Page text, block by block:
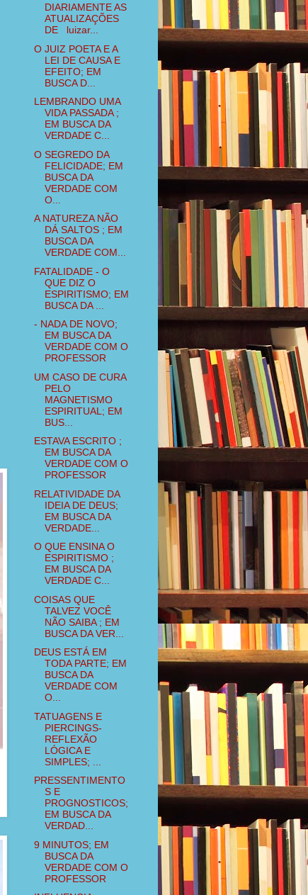
DIARIAMENTE AS
ATUALIZAÇÕES
DE luizar...
O JUIZ POETA E A
LEI DE CAUSA E
EFEITO; EM
BUSCA D...
LEMBRANDO UMA
VIDA PASSADA ;
EM BUSCA DA
VERDADE C...
O SEGREDO DA
FELICIDADE; EM
BUSCA DA
VERDADE COM
O...
A NATUREZA NÃO
DÁ SALTOS ; EM
BUSCA DA
VERDADE COM...
FATALIDADE - O
QUE DIZ O
ESPIRITISMO; EM
BUSCA DA ...
- NADA DE NOVO;
EM BUSCA DA
VERDADE COM O
PROFESSOR
UM CASO DE CURA
PELO
MAGNETISMO
ESPIRITUAL; EM
BUS...
ESTAVA ESCRITO ;
EM BUSCA DA
VERDADE COM O
PROFESSOR
RELATIVIDADE DA
IDEIA DE DEUS;
EM BUSCA DA
VERDADE...
O QUE ENSINA O
ESPIRITISMO ;
EM BUSCA DA
VERDADE C...
COISAS QUE
TALVEZ VOCÊ
NÃO SAIBA ; EM
BUSCA DA VER...
DEUS ESTÁ EM
TODA PARTE; EM
BUSCA DA
VERDADE COM
O...
TATUAGENS E
PIERCINGS-
REFLEXÃO
LÓGICA E
SIMPLES; ...
PRESSENTIMENTO
S E
PROGNOSTICOS;
EM BUSCA DA
VERDAD...
9 MINUTOS; EM
BUSCA DA
VERDADE COM O
PROFESSOR